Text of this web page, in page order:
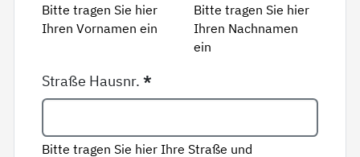
Bitte tragen Sie hier
Ihren Vornamen ein
Bitte tragen Sie hier
Ihren Nachnamen
ein
Straße Hausnr.*
Bitte tragen Sie hier Ihre Straße und